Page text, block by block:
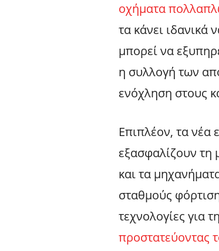
οχήματα
τα κάνει ιδανικά
μπορεί να
η συλλογή των
ενόχληση στους
Επιπλέον, τα νέα
εξασφαλίζουν τη
και τα
σταθμούς
τεχνολογίες για
προστατεύοντας